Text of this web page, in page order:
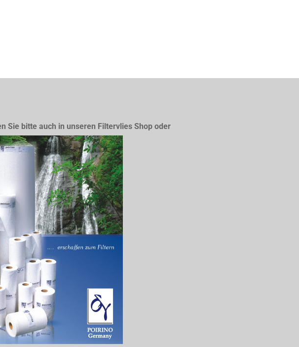
Sie bitte auch in unseren Filtervlies Shop oder